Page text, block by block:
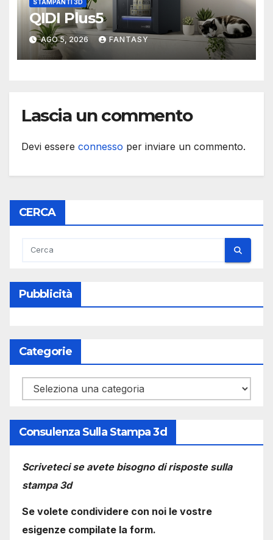
STAMPANTI 3D
QIDI Plus5
AGO 5, 2026 FANTASY
Lascia un commento
Devi essere connesso per inviare un commento.
CERCA
Pubblicità
Categorie
Categorie
Consulenza Sulla Stampa 3d
Scriveteci se avete bisogno di risposte sulla
stampa 3d
Se volete condividere con noi le vostre
esigenze compilate la form.